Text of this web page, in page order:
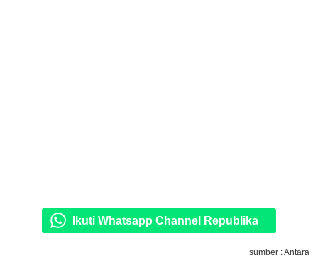
Ikuti Whatsapp Channel Republika
sumber : Antara